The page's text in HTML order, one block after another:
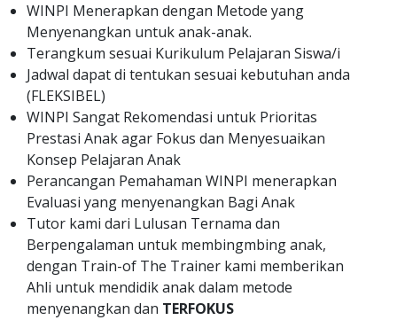
WINPI Menerapkan dengan Metode yang
Menyenangkan untuk anak-anak.
Terangkum sesuai Kurikulum Pelajaran Siswa/i
Jadwal dapat di tentukan sesuai kebutuhan anda
(FLEKSIBEL)
WINPI Sangat Rekomendasi untuk Prioritas
Prestasi Anak agar Fokus dan Menyesuaikan
Konsep Pelajaran Anak
Perancangan Pemahaman WINPI menerapkan
Evaluasi yang menyenangkan Bagi Anak
Tutor kami dari Lulusan Ternama dan
Berpengalaman untuk membingmbing anak,
dengan Train-of The Trainer kami memberikan
Ahli untuk mendidik anak dalam metode
menyenangkan dan TERFOKUS